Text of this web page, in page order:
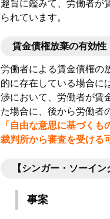
趣旨に鑑みて、労働者が
られています。
賃金債権放棄の有効性
労働者による賃金債権の
的に存在している場合に
渉において、労働者が賃
た場合に、後から労働者
「自由な意思に基づく
裁判所から審査を受ける
【シンガー・ソーイ
事案